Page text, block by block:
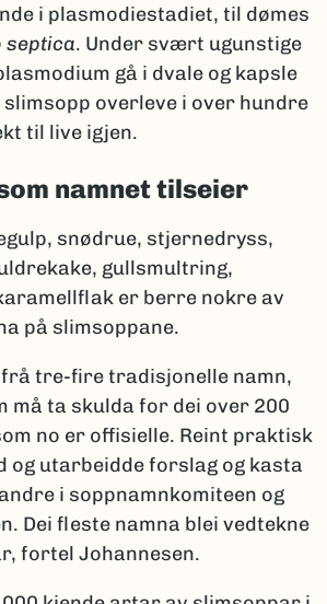
i plasmodiestadiet, til dømes
septica. Under svært ugunstige
gå i dvale og kapsle
slimsopp overleve i over hundre
til live igjen.
namnet tilseier
snødrue, stjernedryss,
gullsmultring,
er berre nokre av
på slimsoppane.
tre-fire tradisjonelle namn,
må ta skulda for dei over 200
no er offisielle. Reint praktisk
og utarbeidde forslag og kasta
i soppnamnkomiteen og
Dei fleste namna blei vedtekne
fortel Johannesen.